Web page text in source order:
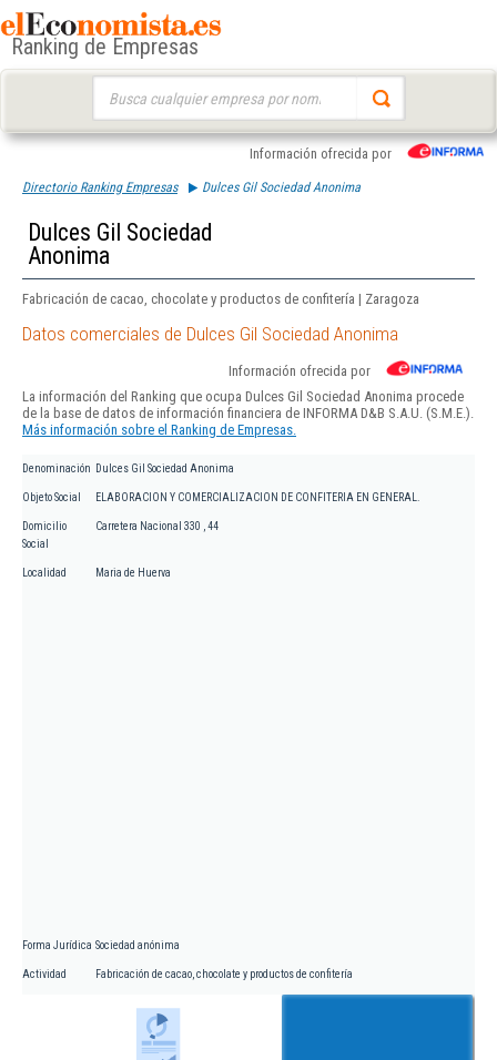
Ranking de Empresas
Información ofrecida por
Directorio Ranking Empresas Dulces Gil Sociedad Anonima
Dulces Gil Sociedad
Anonima
Fabricación de cacao, chocolate y productos de confitería | Zaragoza
Datos comerciales de Dulces Gil Sociedad Anonima
Información ofrecida por
La información del Ranking que ocupa Dulces Gil Sociedad Anonima procede
de la base de datos de información financiera de INFORMA D&B S.A.U. (S.M.E.).
Más información sobre el Ranking de Empresas.
Denominación Dulces Gil Sociedad Anonima
Objeto Social ELABORACION Y COMERCIALIZACION DE CONFITERIA EN GENERAL.
Domicilio
Social
Carretera Nacional 330 , 44
Localidad Maria de Huerva
Forma Jurídica Sociedad anónima
Actividad Fabricación de cacao, chocolate y productos de confitería